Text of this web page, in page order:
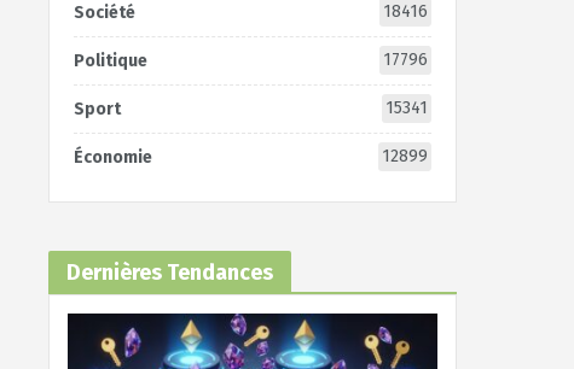
Société 18416
Politique 17796
Sport 15341
Économie 12899
Dernières Tendances